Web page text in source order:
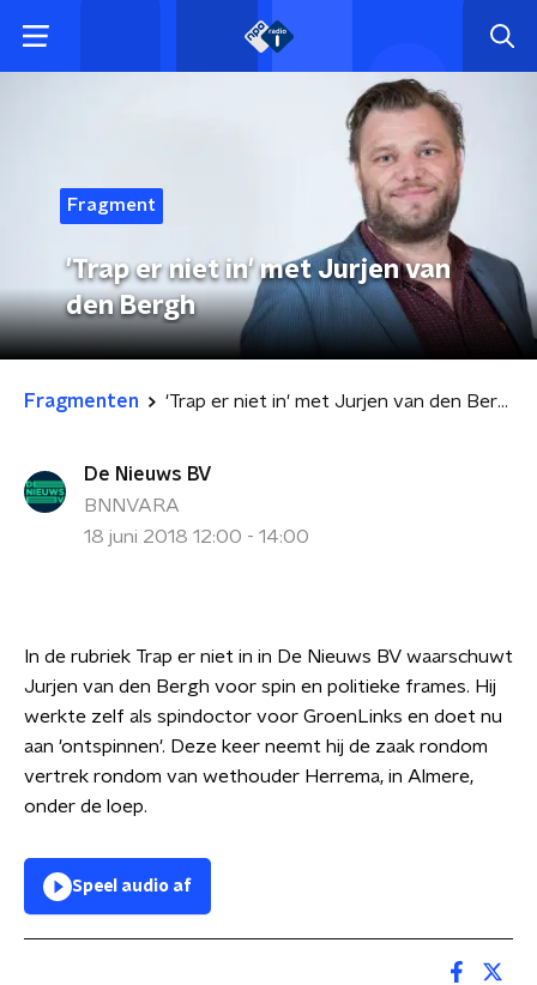
Fragment
'Trap er niet in' met Jurjen van
den Bergh
Fragmenten 'Trap er niet in' met Jurjen van den Bergh
De Nieuws BV
BNNVARA
18 juni 2018 12:00 - 14:00
In de rubriek Trap er niet in in De Nieuws BV waarschuwt
Jurjen van den Bergh voor spin en politieke frames. Hij
werkte zelf als spindoctor voor GroenLinks en doet nu
aan 'ontspinnen'. Deze keer neemt hij de zaak rondom
vertrek rondom van wethouder Herrema, in Almere,
onder de loep.
Speel audio af